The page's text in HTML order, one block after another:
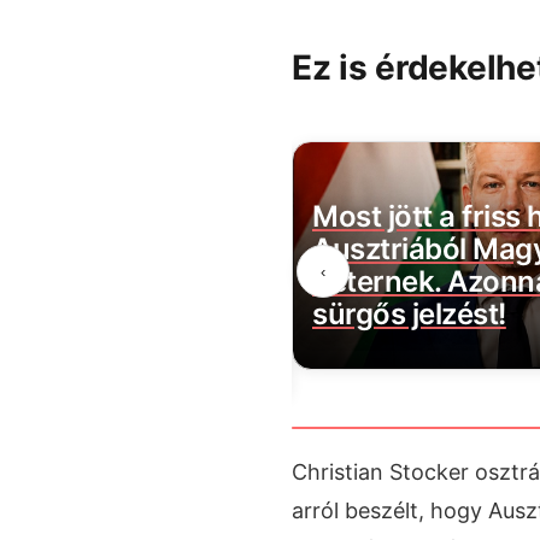
Ez is
‹
Most jött a friss
Ausztriából
Péternek.
sürgős jelzést!
Christian Stocker
arról beszélt, hogy